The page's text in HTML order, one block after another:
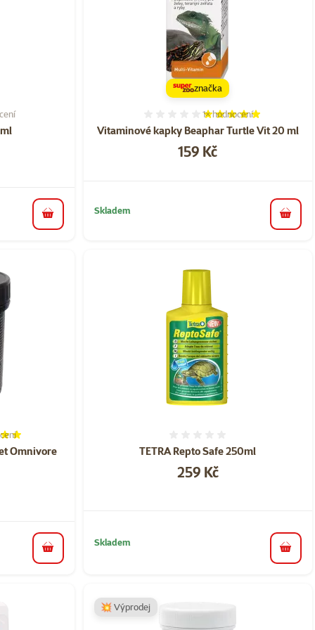
20%, počet hodnocení: 1
do košíku
Vitaminové kapky Beaphar Turtle Vit 20 ml
Hodnocení 100%, počet
1×hodnocení
Cena
159 Kč
značka
Skladem
do
Omnivore
100%, počet hodnocení: 2
do košíku
TETRA Repto Safe 250ml
Cena
259 Kč
Skladem
do
💥 Výprodej